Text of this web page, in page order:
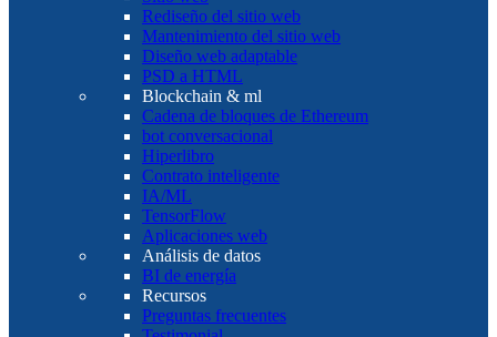
Rediseño del sitio web
Mantenimiento del sitio web
Diseño web adaptable
PSD a HTML
Blockchain & ml
Cadena de bloques de Ethereum
bot conversacional
Hiperlibro
Contrato inteligente
IA/ML
TensorFlow
Aplicaciones web
Análisis de datos
BI de energía
Recursos
Preguntas frecuentes